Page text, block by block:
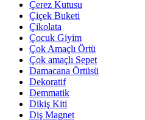
Çerez Kutusu
Çiçek Buketi
Çikolata
Çocuk Giyim
Çok Amaçlı Örtü
Çok amaçlı Sepet
Damacana Örtüsü
Dekoratif
Demmatik
Dikiş Kiti
Diş Magnet